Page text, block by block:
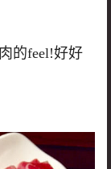
的feel!好好